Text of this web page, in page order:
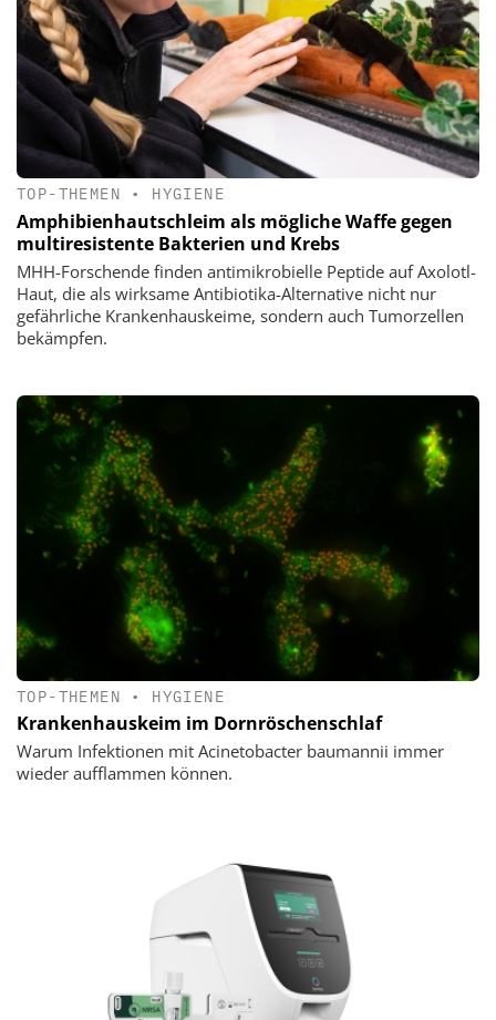
TOP-THEMEN • HYGIENE
Amphibienhautschleim als mögliche Waffe gegen
multiresistente Bakterien und Krebs
MHH-Forschende finden antimikrobielle Peptide auf Axolotl-
Haut, die als wirksame Antibiotika-Alternative nicht nur
gefährliche Krankenhauskeime, sondern auch Tumorzellen
bekämpfen.
TOP-THEMEN • HYGIENE
Krankenhauskeim im Dornröschenschlaf
Warum Infektionen mit Acinetobacter baumannii immer
wieder aufflammen können.